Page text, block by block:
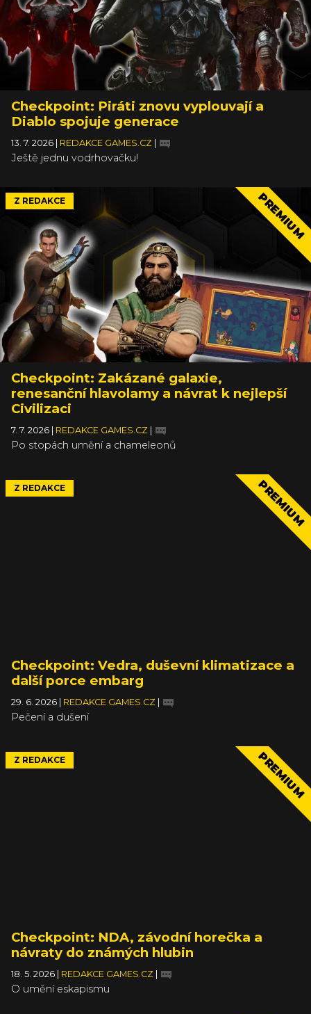
Checkpoint: Piráti znovu vyplouvají a
Diablo spojuje generace
13. 7. 2026 REDAKCE GAMES.CZ
Ještě jednu vodrhovačku!
Z REDAKCE PREMIUM
Checkpoint: Zakázané galaxie,
renesanční hlavolamy a návrat k nejlepší
Civilizaci
7. 7. 2026 REDAKCE GAMES.CZ
Po stopách umění a chameleonů
Z REDAKCE PREMIUM
Checkpoint: Vedra, duševní klimatizace a
další porce embarg
29. 6. 2026 REDAKCE GAMES.CZ
Pečení a dušení
Z REDAKCE PREMIUM
Checkpoint: NDA, závodní horečka a
návraty do známých hlubin
18. 5. 2026 REDAKCE GAMES.CZ
O umění eskapismu